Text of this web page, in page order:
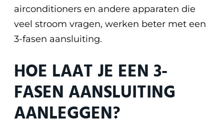
airconditioners en andere apparaten die
veel stroom vragen, werken beter met een
3-fasen aansluiting.
HOE LAAT JE EEN 3-
FASEN AANSLUITING
AANLEGGEN?